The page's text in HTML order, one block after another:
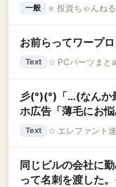
一般 ★ 投資ちゃんね
お前らってワープ
Text ☆ PCパーツま
彡(°)(°)「…(なん
ホ広告「薄毛にお悩
Text ☆ エレファント
同じビルの会社に
って名刺を渡した